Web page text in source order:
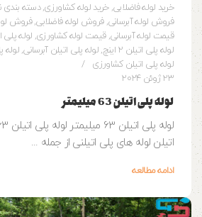
خرید لوله فاضلابی,خرید لوله کشاورزی,دسته بندی
فروش لوله آبرسانی,فروش لوله فاضلابی,فروش
قیمت لوله آبرسانی,قیمت لوله کشاورزی, لوله پلی
لوله پلی اتیلن 2 اینچ
, لوله پلی اتیلن آبرسانی,لوله
لوله پلی اتیلن کشاورزی
23 ژوئن 2024
لوله پلی اتیلن 63 میلیمتر
اتیلن لوله های پلی اتیلنی از جمله ...
ادامه مطالعه